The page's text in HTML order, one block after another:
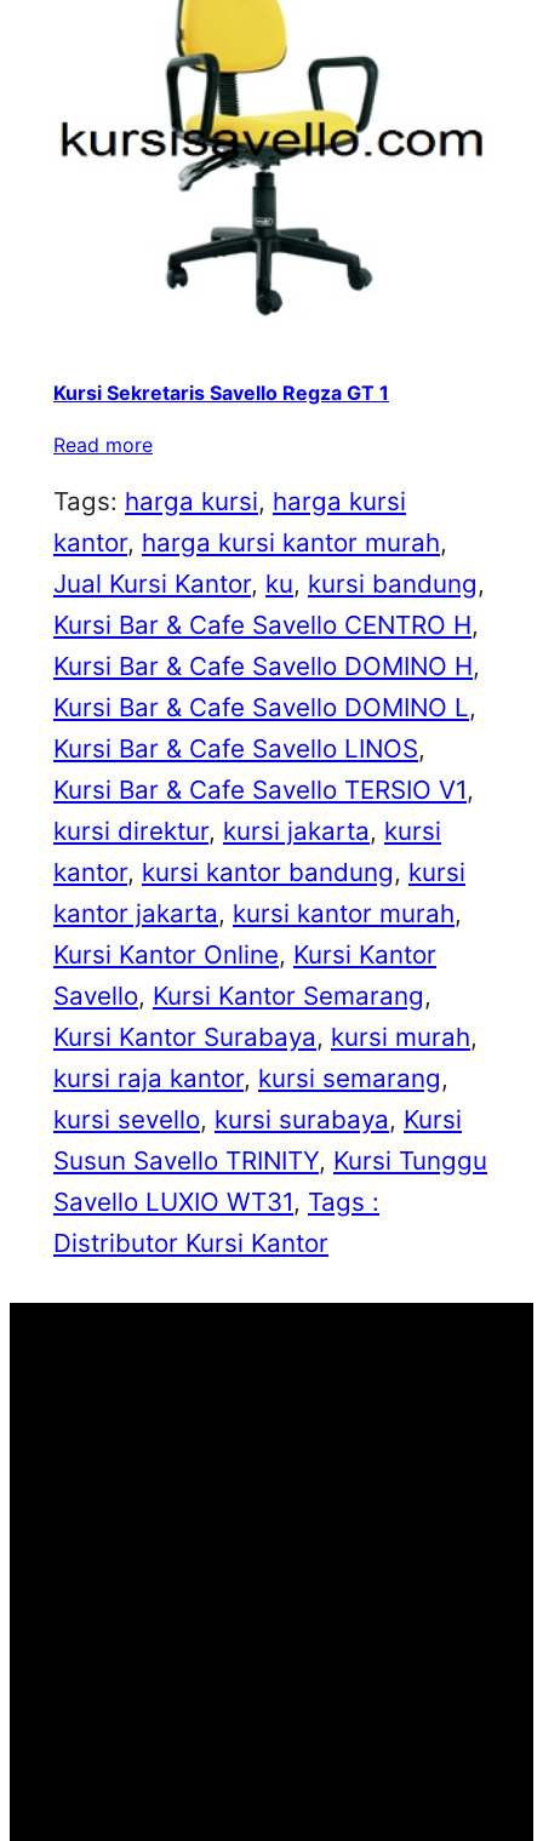
Kursi Sekretaris Savello Regza GT 1
Read more
Tags: harga kursi, harga kursi
kantor, harga kursi kantor murah
Jual Kursi Kantor, ku, kursi bandung
Kursi Bar & Cafe Savello CENTRO H
Kursi Bar & Cafe Savello DOMINO H
Kursi Bar & Cafe Savello DOMINO L
Kursi Bar & Cafe Savello LINOS
Kursi Bar & Cafe Savello TERSIO V1
kursi direktur, kursi jakarta, kursi
kantor, kursi kantor bandung, kursi
kantor jakarta, kursi kantor murah
Kursi Kantor Online, Kursi Kantor
Savello, Kursi Kantor Semarang
Kursi Kantor Surabaya, kursi murah
kursi raja kantor, kursi semarang
kursi sevello, kursi surabaya, Kursi
Susun Savello TRINITY, Kursi Tunggu
Savello LUXIO WT31, Tags :
Distributor Kursi Kantor